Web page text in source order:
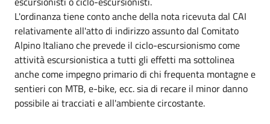
L'ordinanza tiene conto anche della nota ricevuta dal CAI
relativamente all'atto di indirizzo assunto dal Comitato
Alpino Italiano che prevede il ciclo-escursionismo come
attività escursionistica a tutti gli effetti ma sottolinea
anche come impegno primario di chi frequenta montagne e
sentieri con MTB, e-bike, ecc. sia di recare il minor danno
possibile ai tracciati e all'ambiente circostante.